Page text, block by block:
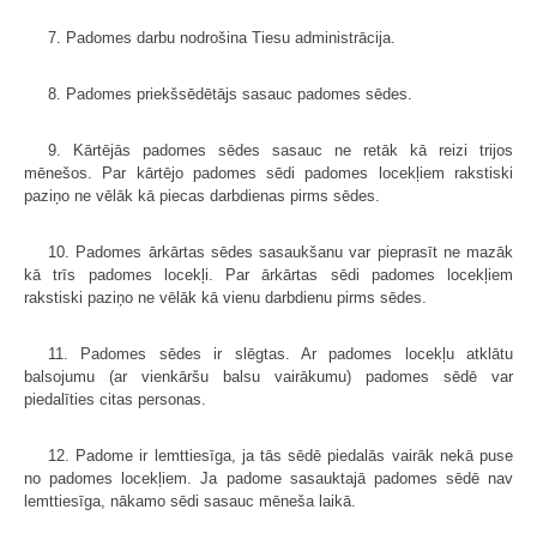
7. Padomes darbu nodrošina Tiesu administrācija.
8. Padomes priekšsēdētājs sasauc padomes sēdes.
9. Kārtējās padomes sēdes sasauc ne retāk kā reizi trijos
mēnešos. Par kārtējo padomes sēdi padomes locekļiem rakstiski
paziņo ne vēlāk kā piecas darbdienas pirms sēdes.
10. Padomes ārkārtas sēdes sasaukšanu var pieprasīt ne mazāk
kā trīs padomes locekļi. Par ārkārtas sēdi padomes locekļiem
rakstiski paziņo ne vēlāk kā vienu darbdienu pirms sēdes.
11. Padomes sēdes ir slēgtas. Ar padomes locekļu atklātu
balsojumu (ar vienkāršu balsu vairākumu) padomes sēdē var
piedalīties citas personas.
12. Padome ir lemttiesīga, ja tās sēdē piedalās vairāk nekā puse
no padomes locekļiem. Ja padome sasauktajā padomes sēdē nav
lemttiesīga, nākamo sēdi sasauc mēneša laikā.